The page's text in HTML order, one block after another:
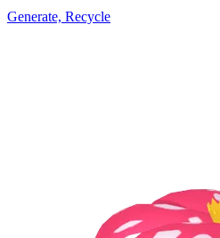
Generate, Recycle